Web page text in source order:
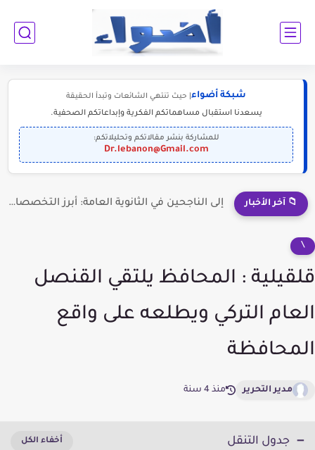
شبكة أضواء | حيث تنتهي الشائعات وتبدأ الحقيقة
يسعدنا استقبال مساهماتكم الفكرية وإبداعاتكم الصحفية.
للمشاركة بنشر مقالاتكم وتحليلاتكم:
Dr.lebanon@Gmail.com
📁 آخر الأخبار إلى الناجحين في الثانوية العامة: أبرز التخصصات المطلوبة للمستقبل (2030-2050)
\
قلقيلية : المحافظ يلتقي القنصل
العام التركي ويطلعه على واقع
المحافظة
مدير التحرير منذ 4 سنة
جدول التنقل